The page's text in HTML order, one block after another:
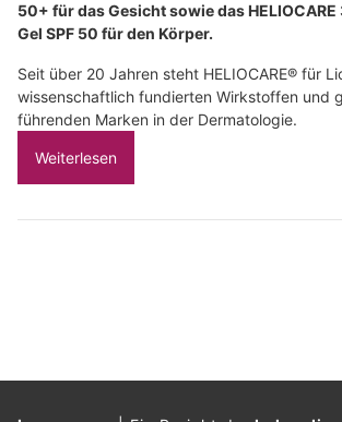
50+ für das Gesicht sowie das
Gel SPF 50 für den Körper.
Seit über 20 Jahren steht HELIOCARE® für
wissenschaftlich fundierten Wirkstoffen und
führenden Marken in der Dermatologie.
Weiterlesen